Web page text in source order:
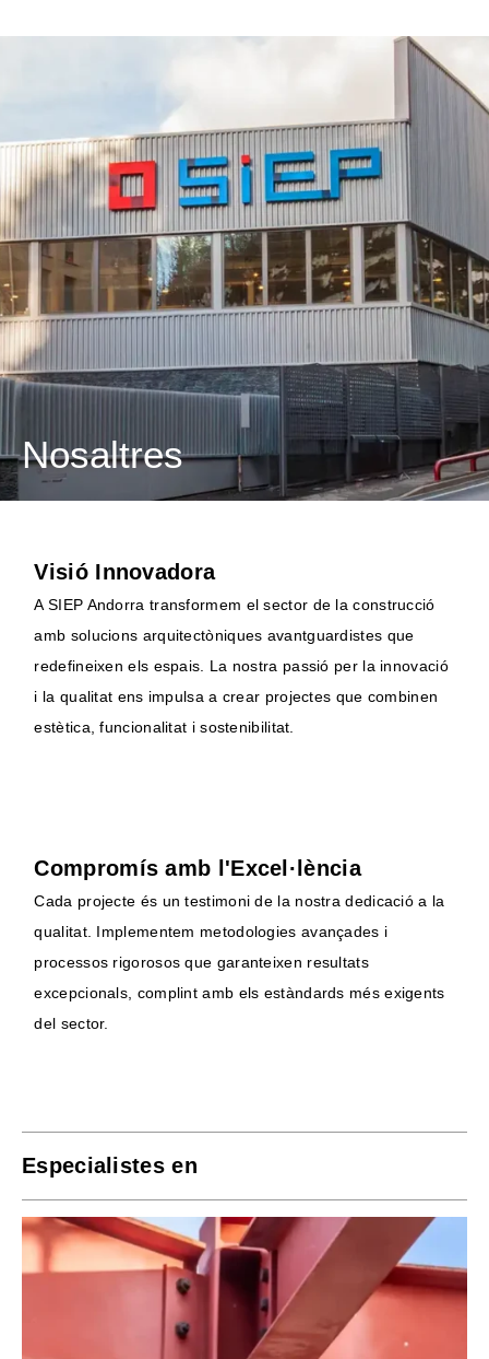
Nosaltres
Visió Innovadora
A SIEP Andorra transformem el sector de la construcció
amb solucions arquitectòniques avantguardistes que
redefineixen els espais. La nostra passió per la innovació
i la qualitat ens impulsa a crear projectes que combinen
estètica, funcionalitat i sostenibilitat.
Compromís amb l'Excel·lència
Cada projecte és un testimoni de la nostra dedicació a la
qualitat. Implementem metodologies avançades i
processos rigorosos que garanteixen resultats
excepcionals, complint amb els estàndards més exigents
del sector.
Especialistes en